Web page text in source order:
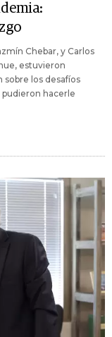
Chebar, y Carlos
estuvieron
sobre los desafíos
hacerle